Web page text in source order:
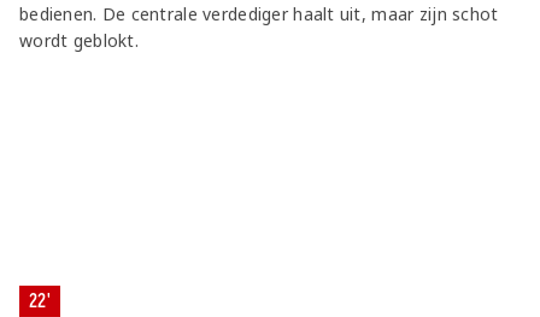
bedienen. De centrale verdediger haalt uit, maar zijn schot
wordt geblokt.
22'